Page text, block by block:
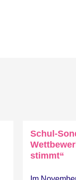
Schul-
stimmt“